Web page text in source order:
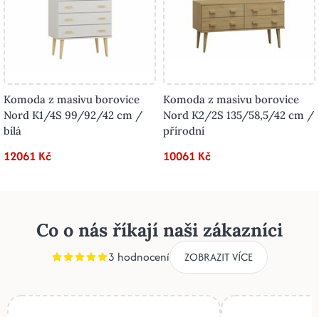
Komoda z masivu borovice
Nord K1/4S 99/92/42 cm /
bílá
12061 Kč
Komoda z masivu borovice
Nord K2/2S 135/58,5/42 cm /
přírodní
10061 Kč
Co o nás říkají naši zákazníci
3 hodnocení ZOBRAZIT VÍCE